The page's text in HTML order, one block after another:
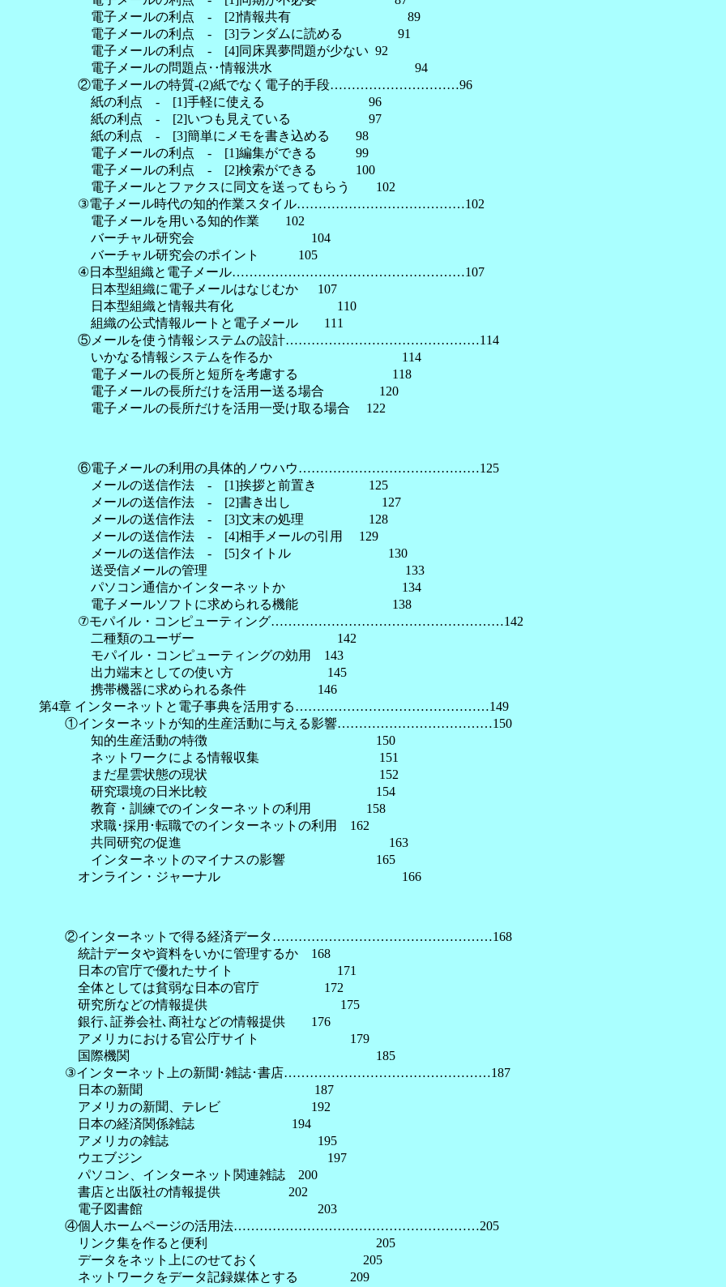
電子メールの利点 - [2]情報共有 89
電子メールの利点 - [3]ランダムに読める 91
電子メールの利点 - [4]同床異夢問題が少ない 92
電子メールの問題点‥情報洪水 94
②電子メールの特質-(2)紙でなく電子的手段…………………………96
紙の利点 - [1]手軽に使える 96
紙の利点 - [2]いつも見えている 97
紙の利点 - [3]簡単にメモを書き込める 98
電子メールの利点 - [1]編集ができる 99
電子メールの利点 - [2]検索ができる 100
電子メールとファクスに同文を送ってもらう 102
③電子メール時代の知的作業スタイル…………………………………102
電子メールを用いる知的作業 102
バーチャル研究会 104
バーチャル研究会のポイント 105
④日本型組織と電子メール………………………………………………107
日本型組織に電子メールはなじむか 107
日本型組織と情報共有化 110
組織の公式情報ルートと電子メール 111
⑤メールを使う情報システムの設計………………………………………114
いかなる情報システムを作るか 114
電子メールの長所と短所を考慮する 118
電子メールの長所だけを活用ー送る場合 120
電子メールの長所だけを活用一受け取る場合 122
⑥電子メールの利用の具体的ノウハウ……………………………………125
メールの送信作法 - [1]挨拶と前置き 125
メールの送信作法 - [2]書き出し 127
メールの送信作法 - [3]文末の処理 128
メールの送信作法 - [4]相手メールの引用 129
メールの送信作法 - [5]タイトル 130
送受信メールの管理 133
パソコン通信かインターネットか 134
電子メールソフトに求められる機能 138
⑦モパイル・コンピューティング………………………………………………142
二種類のユーザー 142
モパイル・コンピューティングの効用 143
出力端末としての使い方 145
携帯機器に求められる条件 146
第4章 インターネットと電子事典を活用する………………………………………149
①インターネットが知的生産活動に与える影響………………………………150
知的生産活動の特徴 150
ネットワークによる情報収集 151
まだ星雲状態の現状 152
研究環境の日米比較 154
教育・訓練でのインターネットの利用 158
求職･採用･転職でのインターネットの利用 162
共同研究の促進 163
インターネットのマイナスの影響 165
オンライン・ジャーナル 166
②インターネットで得る経済データ……………………………………………168
統計データや資料をいかに管理するか 168
日本の官庁で優れたサイト 171
全体としては貧弱な日本の官庁 172
研究所などの情報提供 175
銀行､証券会社､商社などの情報提供 176
アメリカにおける官公庁サイト 179
国際機関 185
③インターネット上の新聞･雑誌･書店…………………………………………187
日本の新聞 187
アメリカの新聞、テレビ 192
日本の経済関係雑誌 194
アメリカの雑誌 195
ウエブジン 197
パソコン、インターネット関連雑誌 200
書店と出阪社の情報提供 202
電子図書館 203
④個人ホームページの活用法…………………………………………………205
リンク集を作ると便利 205
データをネット上にのせておく 205
ネットワークをデータ記録媒体とする 209